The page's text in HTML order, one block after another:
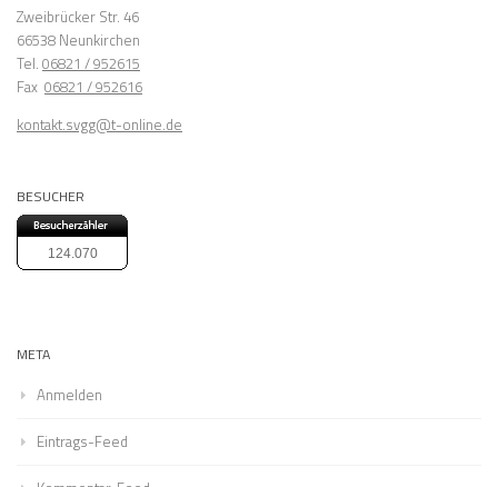
Zweibrücker Str. 46
66538 Neunkirchen
Tel. 06821 / 952615
Fax 06821 / 952616
kontakt.svgg@t-online.de
BESUCHER
124.070
META
Anmelden
Eintrags-Feed